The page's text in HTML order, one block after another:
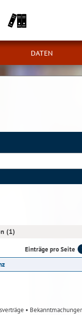
DATEN
(1)
Einträge pro Seite
•